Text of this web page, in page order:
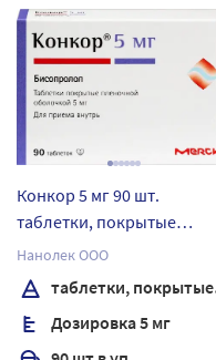
Конкор 5 мг 90 шт.
таблетки, покрытые
пленочной оболочкой
Нанолек ООО
таблетки, покрытые пленочной оболочкой
Дозировка 5 мг